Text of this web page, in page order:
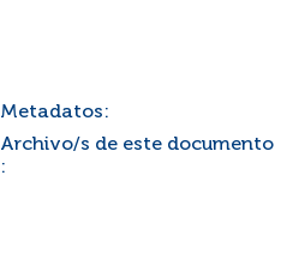
Metadatos:
Archivo/s de este documento
: